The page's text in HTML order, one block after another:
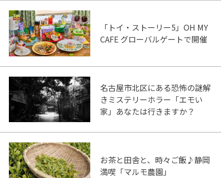
「トイ・ストーリー5」OH MY
CAFE グローバルゲートで開催
名古屋市北区にある恐怖の謎解
きミステリーホラー「エモい
家」あなたは行きますか？
お茶と田舎と、時々ご飯♪静岡
満喫「マルモ農園」